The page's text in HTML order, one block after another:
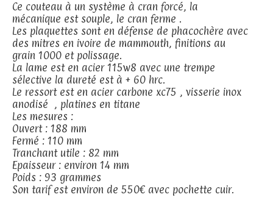
Ce couteau à un système à cran forcé, la
mécanique est souple, le cran ferme .
Les plaquettes sont en défense de phacochère avec
des mitres en ivoire de mammouth, finitions au
grain 1000 et polissage.
La lame est en acier 115w8 avec une trempe
sélective la dureté est à + 60 hrc.
Le ressort est en acier carbone xc75 , visserie inox
anodisé , platines en titane
Les mesures :
Ouvert : 188 mm
Fermé : 110 mm
Tranchant utile : 82 mm
Epaisseur : environ 14 mm
Poids : 93 grammes
Son tarif est environ de 550€ avec pochette cuir.